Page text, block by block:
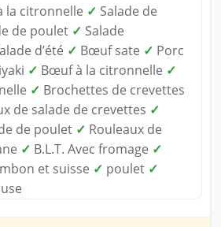
la citronnelle ✓ Salade de
de poulet ✓ Salade
d’été ✓ Bœuf sate ✓ Porc
✓ Bœuf à la citronnelle ✓
✓ Brochettes de crevettes
de salade de crevettes ✓
de poulet ✓ Rouleaux de
✓ B.L.T. Avec fromage ✓
et suisse ✓ poulet ✓